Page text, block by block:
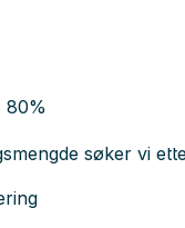
80%
søker vi